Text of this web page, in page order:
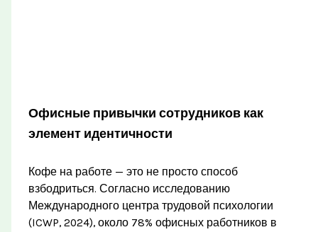
Офисные привычки сотрудников как
элемент идентичности
Кофе на работе — это не просто способ
взбодриться. Согласно исследованию
Международного центра трудовой психологии
(ICWP, 2024), около 78% офисных работников в